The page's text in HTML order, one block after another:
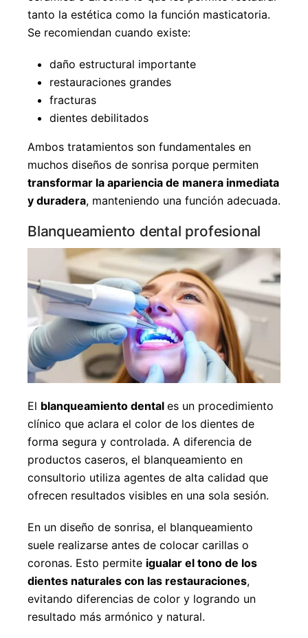
tanto la estética como la función masticatoria.
Se recomiendan cuando existe:
daño estructural importante
restauraciones grandes
fracturas
dientes debilitados
Ambos tratamientos son fundamentales en
muchos diseños de sonrisa porque permiten
transformar la apariencia de manera inmediata
y duradera, manteniendo una función adecuada.
Blanqueamiento dental profesional
El blanqueamiento dental es un procedimiento
clínico que aclara el color de los dientes de
forma segura y controlada. A diferencia de
productos caseros, el blanqueamiento en
consultorio utiliza agentes de alta calidad que
ofrecen resultados visibles en una sola sesión.
En un diseño de sonrisa, el blanqueamiento
suele realizarse antes de colocar carillas o
coronas. Esto permite igualar el tono de los
dientes naturales con las restauraciones,
evitando diferencias de color y logrando un
resultado más armónico y natural.